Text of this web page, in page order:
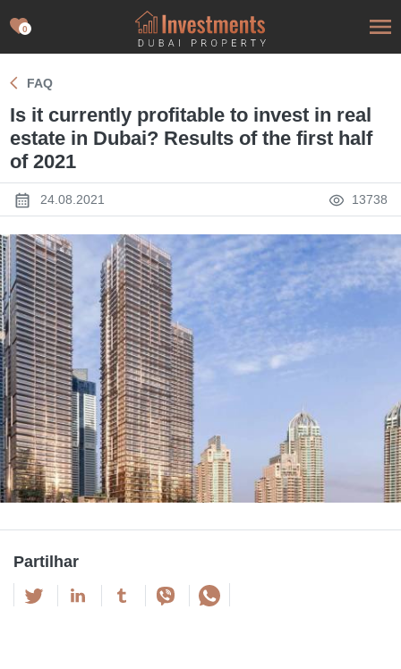
0
FAQ
Is it currently profitable to invest in real
estate in Dubai? Results of the first half
of 2021
24.08.2021 13738
Partilhar